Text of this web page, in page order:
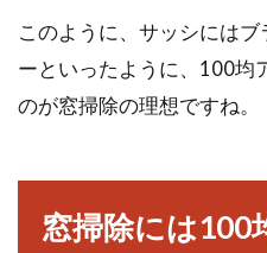
このように、サッシには
ーといったように、100均
のが窓掃除の理想ですね。
窓掃除には100